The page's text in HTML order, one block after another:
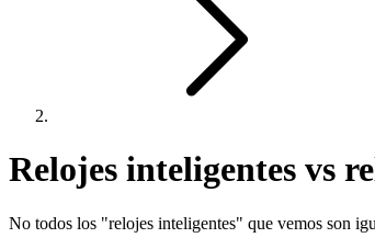
Relojes inteligentes vs
No todos los "relojes inteligentes" que vemos son